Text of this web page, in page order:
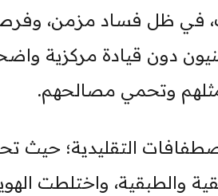
في ظل فساد مزمن،
دون قيادة مركزية
وتحمي مصالحهم.
التقليدية؛ حيث
والطبقية، واختلطت